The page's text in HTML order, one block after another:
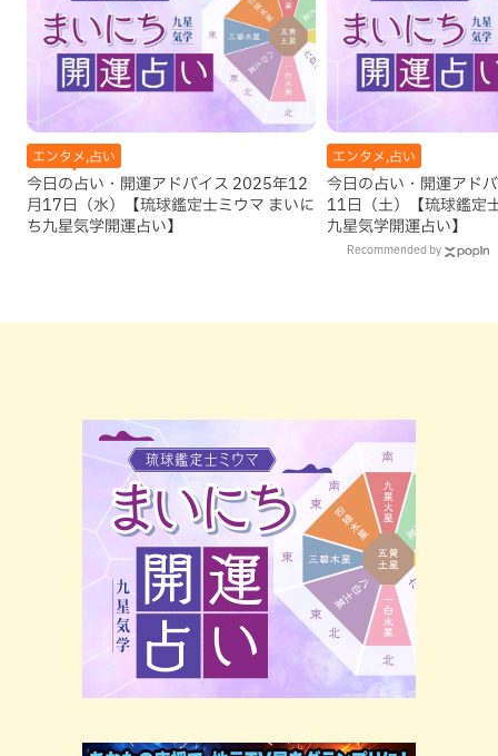
エンタメ,占い
今日の占い・開運アドバイス 2025年12
月17日（水）【琉球鑑定士ミウマ まいに
ち九星気学開運占い】
エンタメ,占い
今日の占い・開運アド
11日（土）【琉球鑑定
九星気学開運占い】
Recommended by